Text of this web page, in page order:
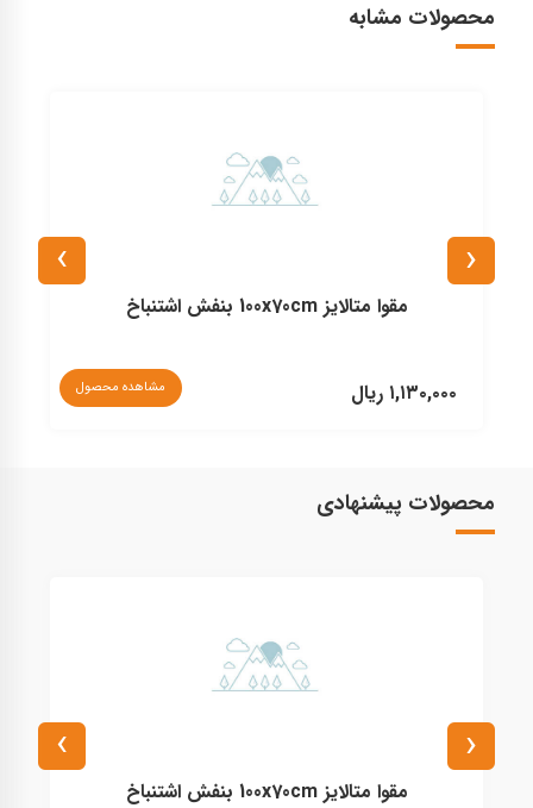
محصولات مشابه
مقوا متالایز 100x70cm بنفش اشتنباخ
۱,۱۳۰,۰۰۰ ریال مشاهده محصول
‹
›
محصولات پیشنهادی
مقوا متالایز 100x70cm بنفش اشتنباخ
‹
›